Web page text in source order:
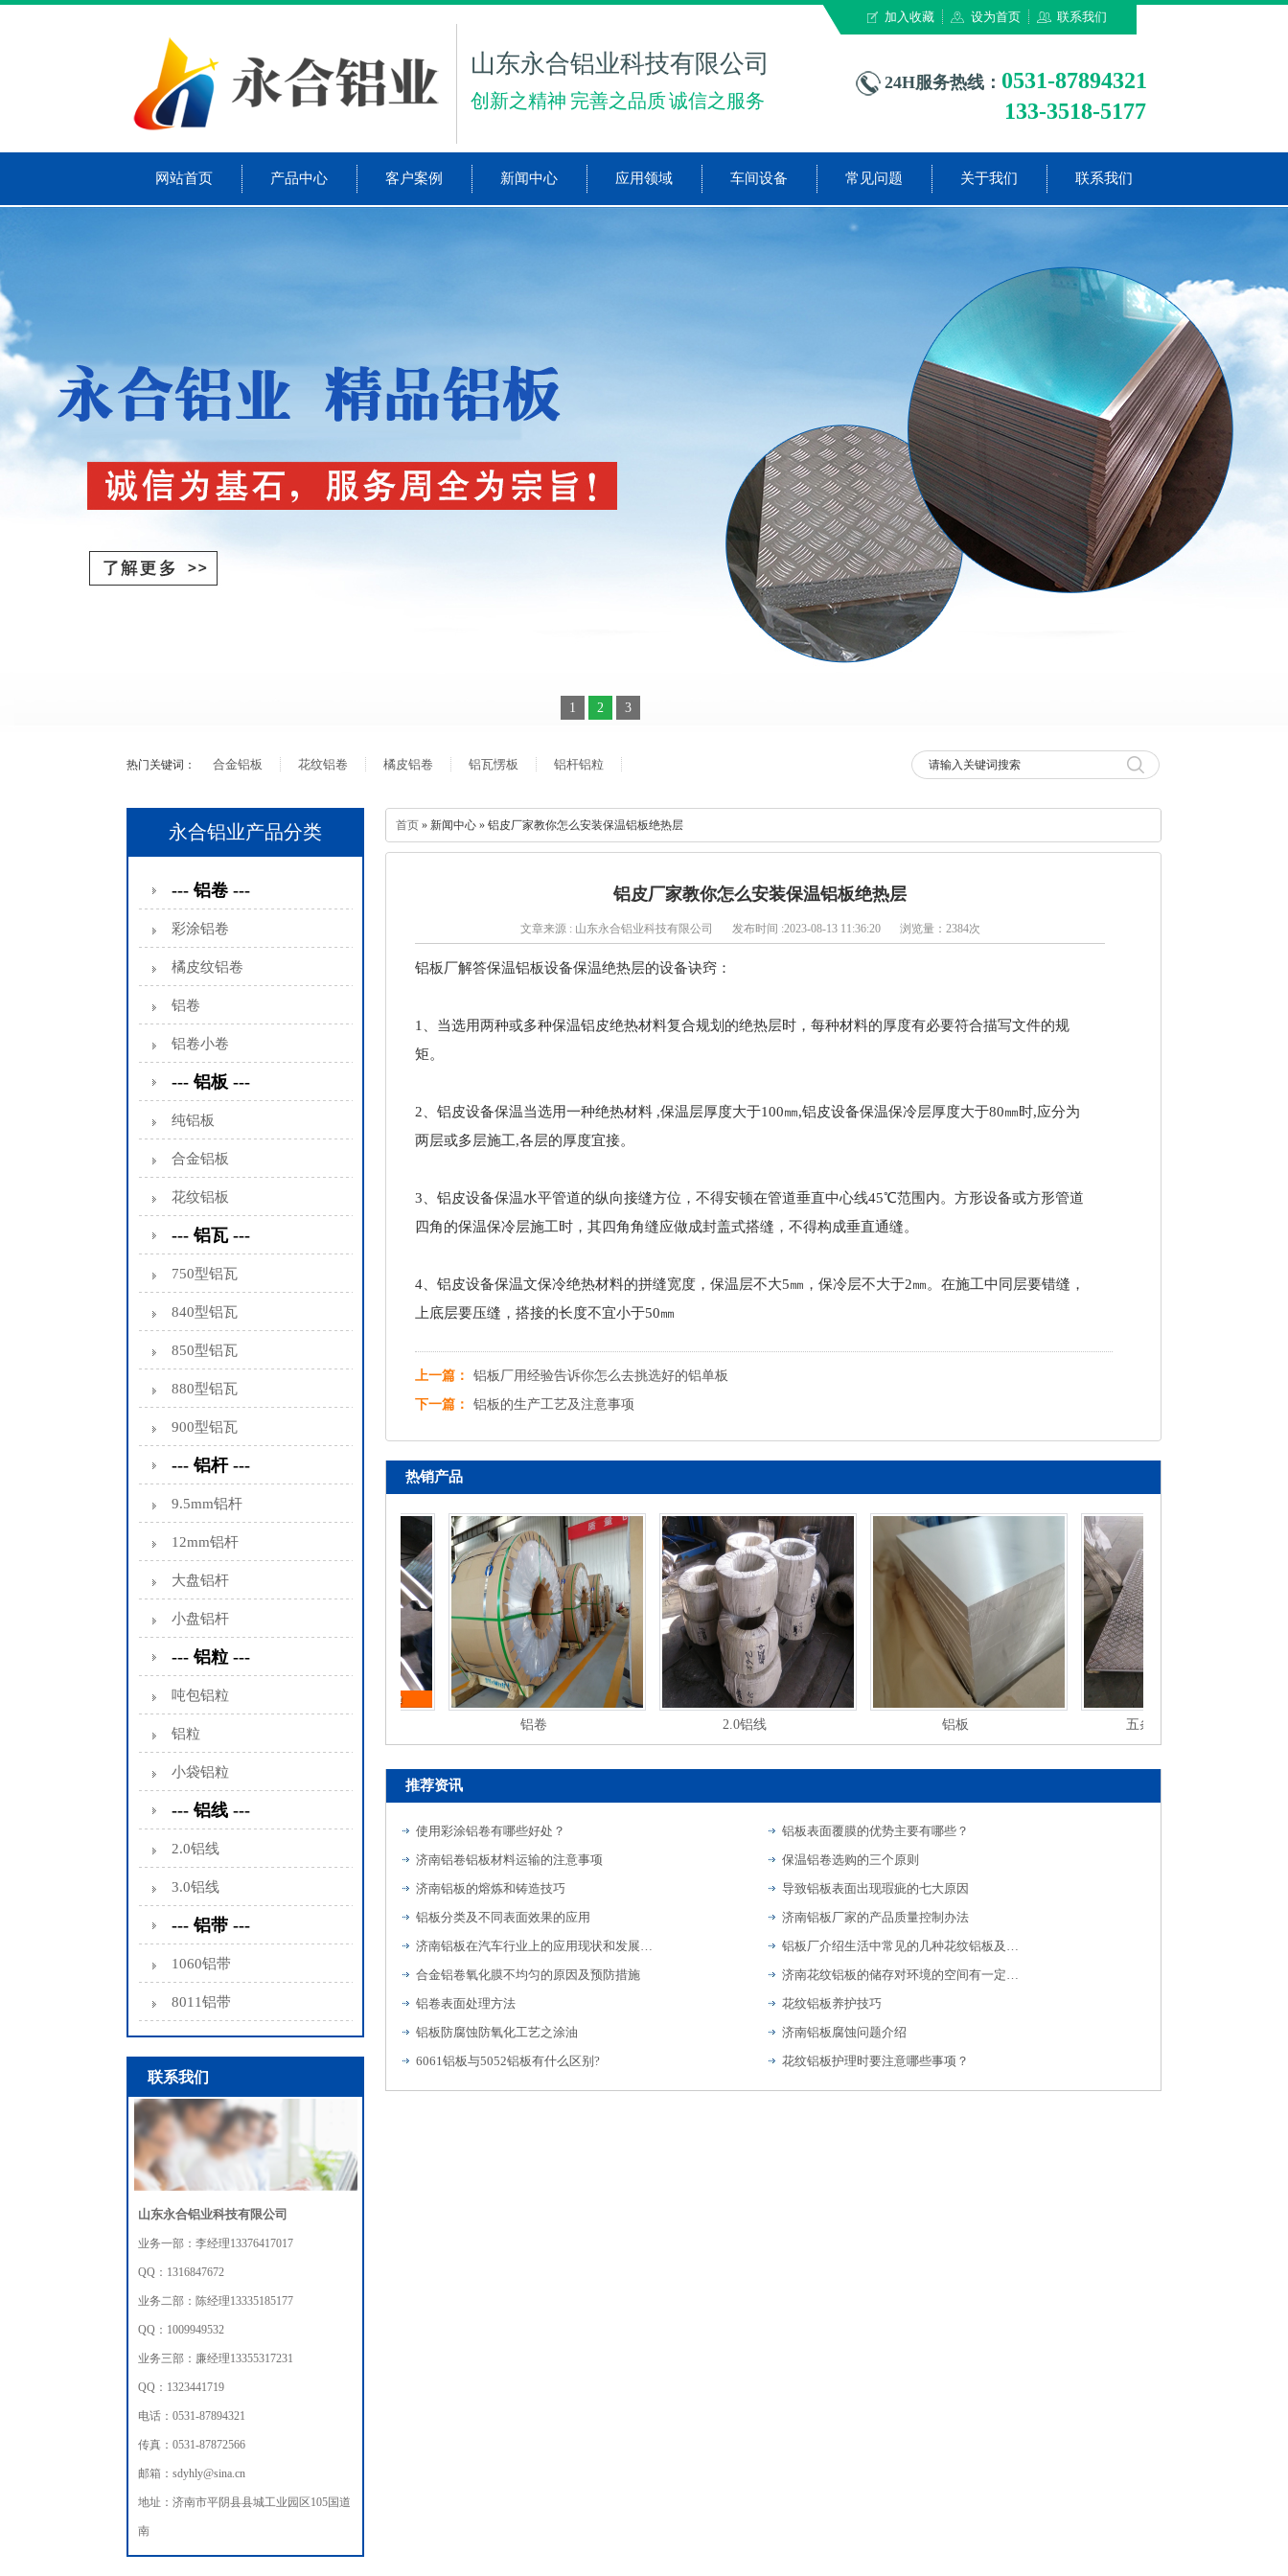
山东永合铝业科技有限公司
创新之精神 完善之品质 诚信之服务
加入收藏 设为首页 联系我们
24H服务热线： 0531-87894321
133-3518-5177
网站首页 产品中心 客户案例 新闻中心 应用领域 车间设备 常见问题 关于我们 联系我们
1 2 3
热门关键词： 合金铝板 花纹铝卷 橘皮铝卷 铝瓦愣板 铝杆铝粒
永合铝业产品分类
--- 铝卷 ---
彩涂铝卷
橘皮纹铝卷
铝卷
铝卷小卷
--- 铝板 ---
纯铝板
合金铝板
花纹铝板
--- 铝瓦 ---
750型铝瓦
840型铝瓦
850型铝瓦
880型铝瓦
900型铝瓦
--- 铝杆 ---
9.5mm铝杆
12mm铝杆
大盘铝杆
小盘铝杆
--- 铝粒 ---
吨包铝粒
铝粒
小袋铝粒
--- 铝线 ---
2.0铝线
3.0铝线
--- 铝带 ---
1060铝带
8011铝带
联系我们
山东永合铝业科技有限公司
业务一部：李经理13376417017
QQ：1316847672
业务二部：陈经理13335185177
QQ：1009949532
业务三部：廉经理13355317231
QQ：1323441719
电话：0531-87894321
传真：0531-87872566
邮箱：sdyhly@sina.cn
地址：济南市平阴县县城工业园区105国道
南
首页 » 新闻中心 » 铝皮厂家教你怎么安装保温铝板绝热层
铝皮厂家教你怎么安装保温铝板绝热层
文章来源 : 山东永合铝业科技有限公司 发布时间 :2023-08-13 11:36:20 浏览量：2384次
铝板厂解答保温铝板设备保温绝热层的设备诀窍：
1、当选用两种或多种保温铝皮绝热材料复合规划的绝热层时，每种材料的厚度有必要符合描写文件的规
矩。
2、铝皮设备保温当选用一种绝热材料 ,保温层厚度大于100㎜,铝皮设备保温保冷层厚度大于80㎜时,应分为
两层或多层施工,各层的厚度宜接。
3、铝皮设备保温水平管道的纵向接缝方位，不得安顿在管道垂直中心线45℃范围内。方形设备或方形管道
四角的保温保冷层施工时，其四角角缝应做成封盖式搭缝，不得构成垂直通缝。
4、铝皮设备保温文保冷绝热材料的拼缝宽度，保温层不大5㎜，保冷层不大于2㎜。在施工中同层要错缝，
上底层要压缝，搭接的长度不宜小于50㎜
上一篇：
铝板厂用经验告诉你怎么去挑选好的铝单板
下一篇：
铝板的生产工艺及注意事项
热销产品
铝卷 2.0铝线 铝板 五条筋花纹板
推荐资讯
使用彩涂铝卷有哪些好处？
铝板表面覆膜的优势主要有哪些？
济南铝卷铝板材料运输的注意事项
保温铝卷选购的三个原则
济南铝板的熔炼和铸造技巧
导致铝板表面出现瑕疵的七大原因
铝板分类及不同表面效果的应用
济南铝板厂家的产品质量控制办法
济南铝板在汽车行业上的应用现状和发展趋势
铝板厂介绍生活中常见的几种花纹铝板及应用
合金铝卷氧化膜不均匀的原因及预防措施
济南花纹铝板的储存对环境的空间有一定要求
铝卷表面处理方法
花纹铝板养护技巧
铝板防腐蚀防氧化工艺之涂油
济南铝板腐蚀问题介绍
6061铝板与5052铝板有什么区别?
花纹铝板护理时要注意哪些事项？